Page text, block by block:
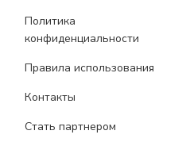
Политика
конфиденциальности
Правила использования
Контакты
Стать партнером